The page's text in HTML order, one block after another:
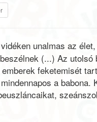
unalmas az
(...) Az utolsó
feketemisét
a babona.